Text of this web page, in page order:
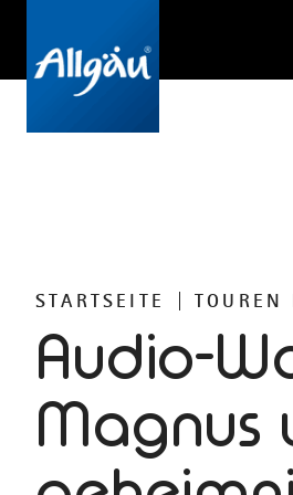
STARTSEITE
Audio-
Magnus